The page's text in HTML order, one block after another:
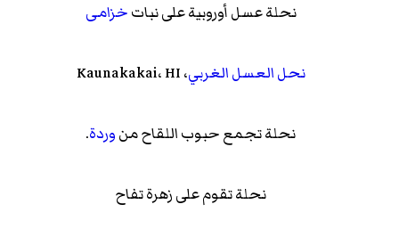
نحلة عسل أوروبيةعلى نباتخزامى
نحل العسل الغربي، Kaunakakai، HI
نحلة تجمع حبوب اللقاح منوردة.
نحلة تقوم على زهرة تفاح